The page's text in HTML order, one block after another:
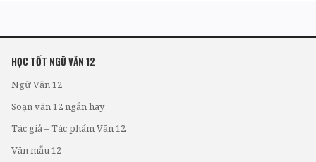
HỌC TỐT NGỮ VĂN 12
Ngữ Văn 12
Soạn văn 12 ngắn hay
Tác giả – Tác phẩm Văn 12
Văn mẫu 12